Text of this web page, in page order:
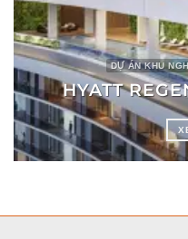
DỰ ÁN KHU
HYATT